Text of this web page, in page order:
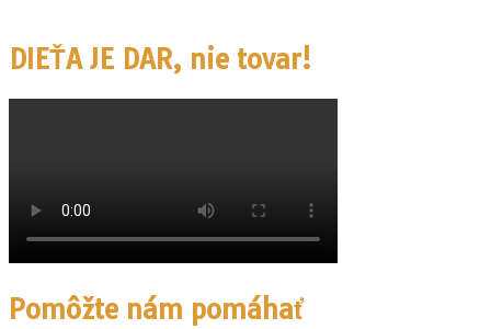
DIEŤA JE DAR, nie tovar!
Pomôžte nám pomáhať